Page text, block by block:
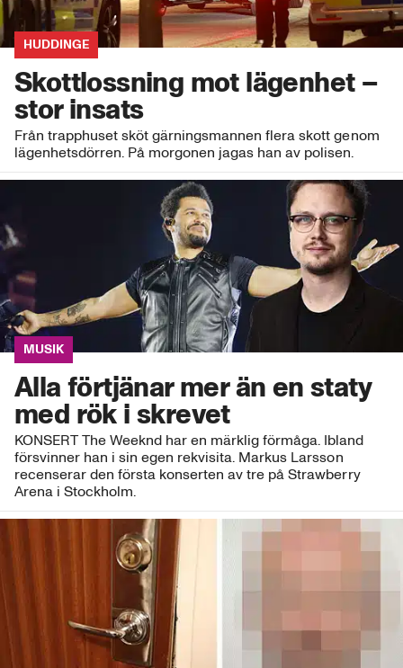
HUDDINGE
Skottlossning mot lägenhet –
stor insats
Från trapphuset sköt gärningsmannen flera skott genom
lägenhetsdörren. På morgonen jagas han av polisen.
MUSIK
Alla förtjänar mer än en staty
med rök i skrevet
KONSERT The Weeknd har en märklig förmåga. Ibland
försvinner han i sin egen rekvisita. Markus Larsson
recenserar den första konserten av tre på Strawberry
Arena i Stockholm.